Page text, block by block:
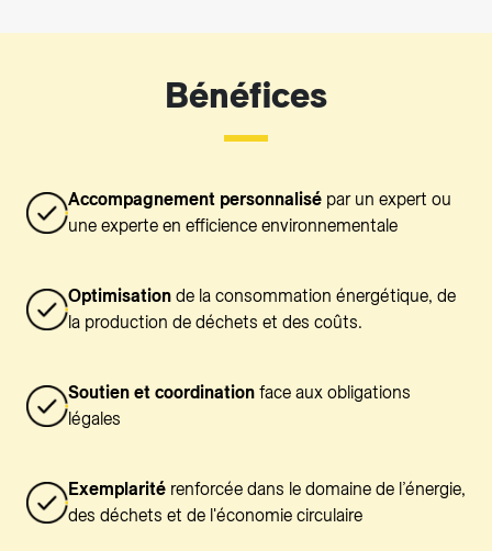
Bénéfices
Accompagnement personnalisé par un expert ou
une experte en efficience environnementale
Optimisation de la consommation énergétique, de
la production de déchets et des coûts.
Soutien et coordination face aux obligations
légales
Exemplarité renforcée dans le domaine de l’énergie,
des déchets et de l'économie circulaire